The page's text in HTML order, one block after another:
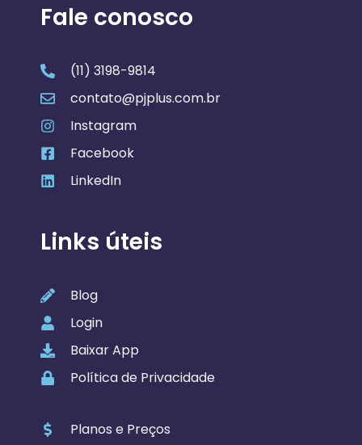
Fale conosco
(11) 3198-9814
contato@pjplus.com.br
Instagram
Facebook
LinkedIn
Links úteis
Blog
Login
Baixar App
Política de Privacidade
Planos e Preços